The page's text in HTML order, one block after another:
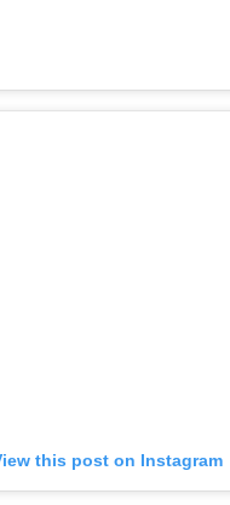
this post on Instagram